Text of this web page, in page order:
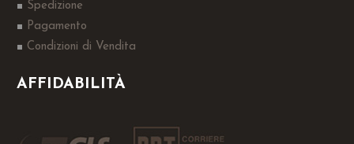
Spedizione
Pagamento
Condizioni di Vendita
AFFIDABILITÀ